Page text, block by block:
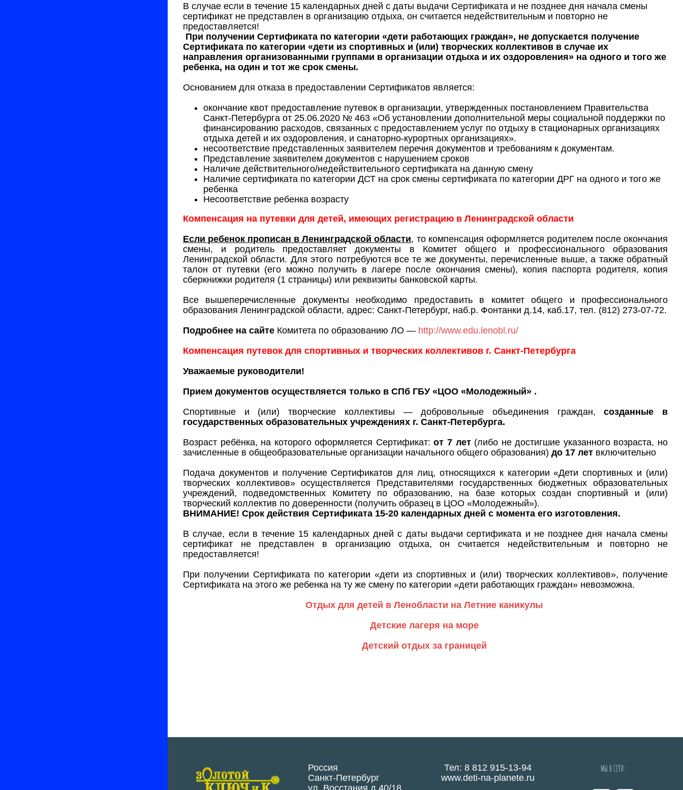
В случае если в течение 15 календарных дней с даты выдачи Сертификата и не позднее дня начала смены
сертификат не представлен в организацию отдыха, он считается недействительным и повторно не
предоставляется!
При получении Сертификата по категории «дети работающих граждан», не допускается получение
Сертификата по категории «дети из спортивных и (или) творческих коллективов в случае их
направления организованными группами в организации отдыха и их оздоровления» на одного и того же
ребенка, на один и тот же срок смены.
Основанием для отказа в предоставлении Сертификатов является:
окончание квот предоставление путевок в организации, утвержденных постановлением Правительства
Санкт-Петербурга от 25.06.2020 № 463 «Об установлении дополнительной меры социальной поддержки по
финансированию расходов, связанных с предоставлением услуг по отдыху в стационарных организациях
отдыха детей и их оздоровления, и санаторно-курортных организациях».
несоответствие представленных заявителем перечня документов и требованиям к документам.
Представление заявителем документов с нарушением сроков
Наличие действительного/недействительного сертификата на данную смену
Наличие сертификата по категории ДСТ на срок смены сертификата по категории ДРГ на одного и того же
ребенка
Несоответствие ребенка возрасту
Компенсация на путевки для детей, имеющих регистрацию в Ленинградской области
Если ребенок прописан в Ленинградской области, то компенсация оформляется родителем после окончания
смены, и родитель предоставляет документы в Комитет общего и профессионального образования
Ленинградской области. Для этого потребуются все те же документы, перечисленные выше, а также обратный
талон от путевки (его можно получить в лагере после окончания смены), копия паспорта родителя, копия
сберкнижки родителя (1 страницы) или реквизиты банковской карты.
Все вышеперечисленные документы необходимо предоставить в комитет общего и профессионального
образования Ленинградской области, адрес: Санкт-Петербург, наб.р. Фонтанки д.14, каб.17, тел. (812) 273-07-72.
Подробнее на сайте Комитета по образованию ЛО — http://www.edu.lenobl.ru/
Компенсация путевок для спортивных и творческих коллективов г. Санкт-Петербурга
Уважаемые руководители!
Прием документов осуществляется только в СПб ГБУ «ЦОО «Молодежный» .
Спортивные и (или) творческие коллективы — добровольные объединения граждан,созданные в
государственных образовательных учреждениях г. Санкт-Петербурга.
Возраст ребёнка, на которого оформляется Сертификат:от 7 лет(либо не достигшие указанного возраста, но
зачисленные в общеобразовательные организации начального общего образования) до 17 лет включительно
Подача документов и получение Сертификатов для лиц, относящихся к категории «Дети спортивных и (или)
творческих коллективов» осуществляется Представителями государственных бюджетных образовательных
учреждений, подведомственных Комитету по образованию, на базе которых создан спортивный и (или)
творческий коллектив по доверенности (получить образец в ЦОО «Молодежный»).
ВНИМАНИЕ! Срок действия Сертификата 15-20 календарных дней с момента его изготовления.
В случае, если в течение 15 календарных дней с даты выдачи сертификата и не позднее дня начала смены
сертификат не представлен в организацию отдыха, он считается недействительным и повторно не
предоставляется!
При получении Сертификата по категории «дети из спортивных и (или) творческих коллективов», получение
Сертификата на этого же ребенка на ту же смену по категории «дети работающих граждан» невозможна.
Отдых для детей в Ленобласти на Летние каникулы
Детские лагеря на море
Детский отдых за границей
Россия
Санкт-Петербург
Тел: 8 812 915-13-94
www.deti-na-planete.ru
МЫ В СЕТИ: